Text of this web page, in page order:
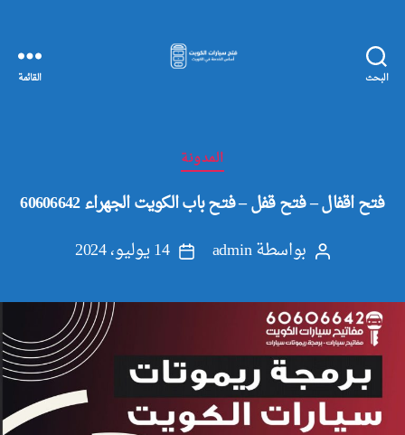
البحث
الكويت
القائمة
التصنيفاتالمدونة
فتح اقفال – فتح قفل – فتح باب الكويت الجهراء 60606642
كاتببواسطةadmin
تاريخ
14 يوليو، 2024